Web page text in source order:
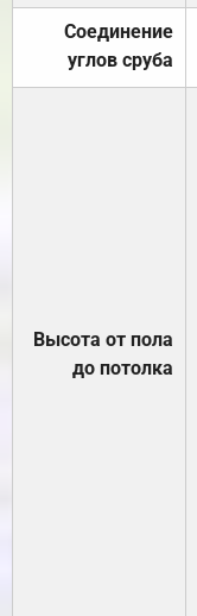
Соединение
углов сруба
Высота от пола
до потолка